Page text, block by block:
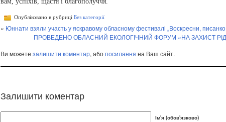
Опубліковано в рубриці Без категорії
« Юннати взяли участь у яскравому обласному фестивалі „Воскресни,
ПРОВЕДЕНО ОБЛАСНИЙ ЕКОЛОГІЧНИЙ ФОРУМ «НА ЗАХИСТ
Ви можете залишити коментар, абопосилання на Ваш сайт.
Залишити коментар
Ім'я (обов'язково)